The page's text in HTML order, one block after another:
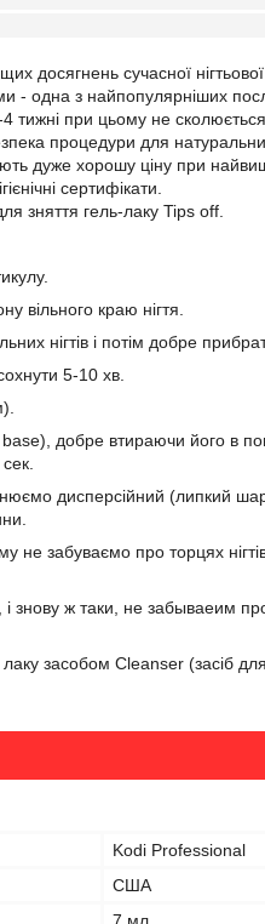
сучасної нігтьової
одна з найпопулярніших
при цьому не сколюється,
процедури для натуральних
дуже хорошу ціну при
сертифікати.
зняття гель-лаку Tips off.
вільного краю нігтя.
нігтів і потім добре
5-10 хв.
добре втираючи його в
дисперсійний (липкий
не забуваємо про торцях
знову ж таки, не забываеим
засобом Cleanser (засіб
Kodi Professional
США